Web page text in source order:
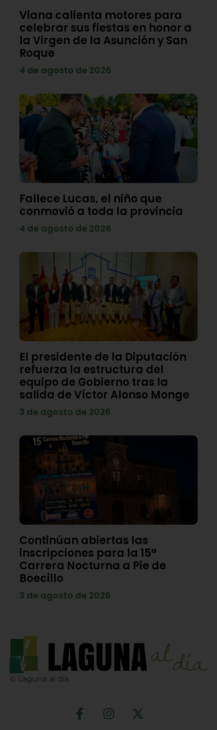
Viana calienta motores para
celebrar sus fiestas en honor a
la Virgen de la Asunción y San
Roque
4 de agosto de 2026
Fallece Lucas, el niño que
conmovió a toda la provincia
4 de agosto de 2026
El presidente de la Diputación
refuerza la estructura del
equipo de Gobierno tras la
salida de Víctor Alonso Monge
3 de agosto de 2026
Continúan abiertas las
inscripciones para la 15ª
Carrera Nocturna a Pie de
Boecillo
3 de agosto de 2026
© Laguna al día